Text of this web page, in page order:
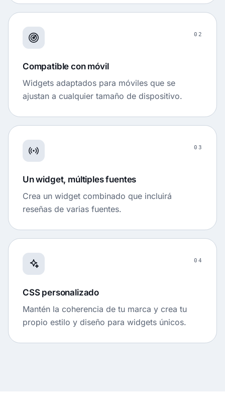
02
Compatible con móvil
Widgets adaptados para móviles que se
ajustan a cualquier tamaño de dispositivo.
03
Un widget, múltiples fuentes
Crea un widget combinado que incluirá
reseñas de varias fuentes.
04
CSS personalizado
Mantén la coherencia de tu marca y crea tu
propio estilo y diseño para widgets únicos.